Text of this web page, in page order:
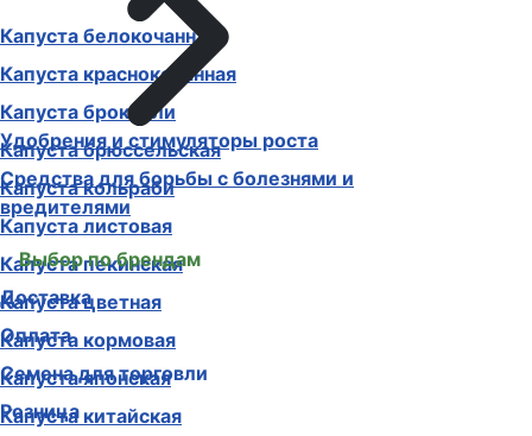
Капуста белокочанная
Капуста краснокочанная
Капуста брокколи
Капуста брюссельская
Капуста кольраби
Капуста листовая
Капуста пекинская
Капуста цветная
Капуста кормовая
Капуста японская
Капуста китайская
Удобрения и стимуляторы роста
Средства для борьбы с болезнями и
вредителями
Выбор по брендам
Доставка
Оплата
Семена для торговли
Розница